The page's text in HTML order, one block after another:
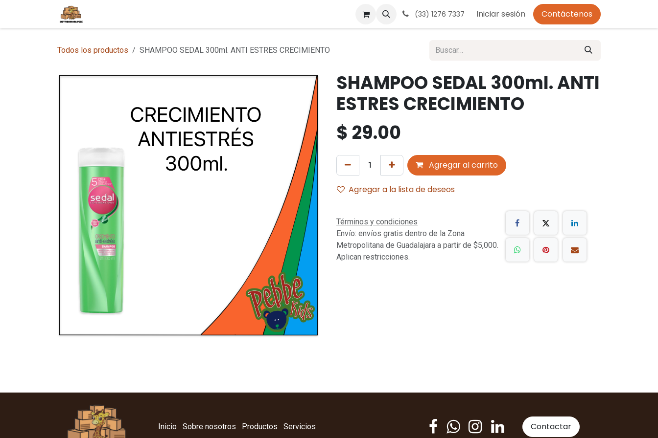
Términos y condiciones Aviso de Privacidad
(33) 1276 7337 Iniciar sesión Contáctenos
Todos los productos SHAMPOO SEDAL 300ml. ANTI ESTRES CRECIMIENTO
SHAMPOO SEDAL 300ml. ANTI
ESTRES CRECIMIENTO
$ 29.00
Agregar al carrito
Agregar a la lista de deseos
Términos y condiciones
Envío: envíos gratis dentro de la Zona
Metropolitana de Guadalajara a partir de $5,000.
Aplican restricciones.
Inicio Sobre nosotros Productos Servicios Contactar